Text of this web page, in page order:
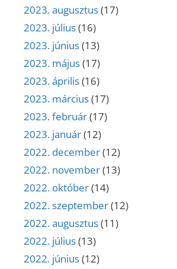
2023. augusztus(17)
2023. július(16)
2023. június(13)
2023. május(17)
2023. április(16)
2023. március(17)
2023. február(17)
2023. január(12)
2022. december(12)
2022. november(13)
2022. október(14)
2022. szeptember(12)
2022. augusztus(11)
2022. július(13)
2022. június(12)